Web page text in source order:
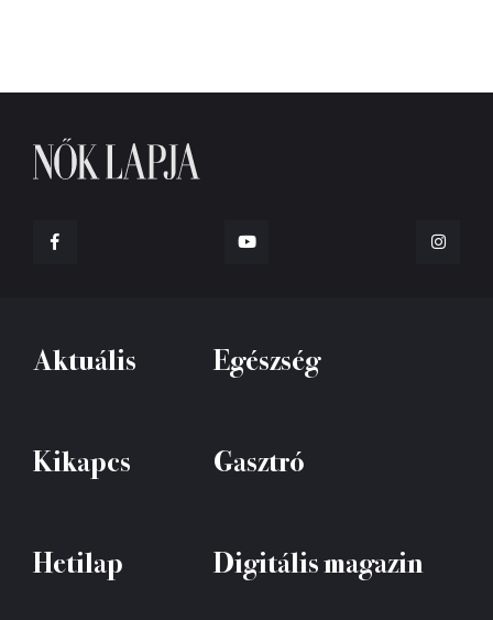
Aktuális Egészség
Kikapcs Gasztró
Hetilap Digitális magazin